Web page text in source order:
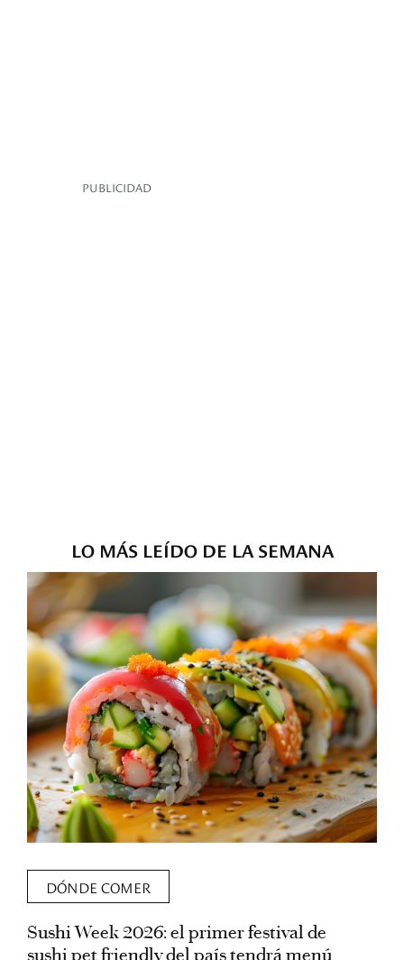
PUBLICIDAD
LO MÁS LEÍDO DE LA SEMANA
DÓNDE COMER
Sushi Week 2026: el primer festival de
sushi pet friendly del país tendrá menú